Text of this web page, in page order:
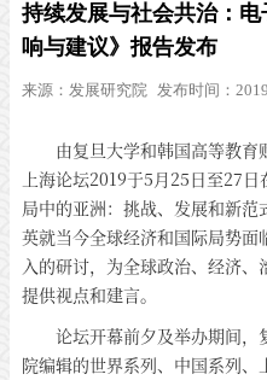
持续发展与社会共治：
响与建议》报告发布
来源： 发展研究院 发布时间：
由复旦大学和韩国高等教
上海论坛2019于5月25日至27
局中的亚洲：挑战、发展和新
英就当今全球经济和国际局势
入的研讨，为全球政治、经济
提供视点和建言。
论坛开幕前夕及举办期间，
院编辑的世界系列、中国系列